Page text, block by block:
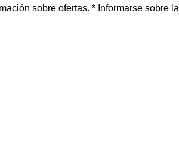
sobre ofertas. * Informarse sobre la